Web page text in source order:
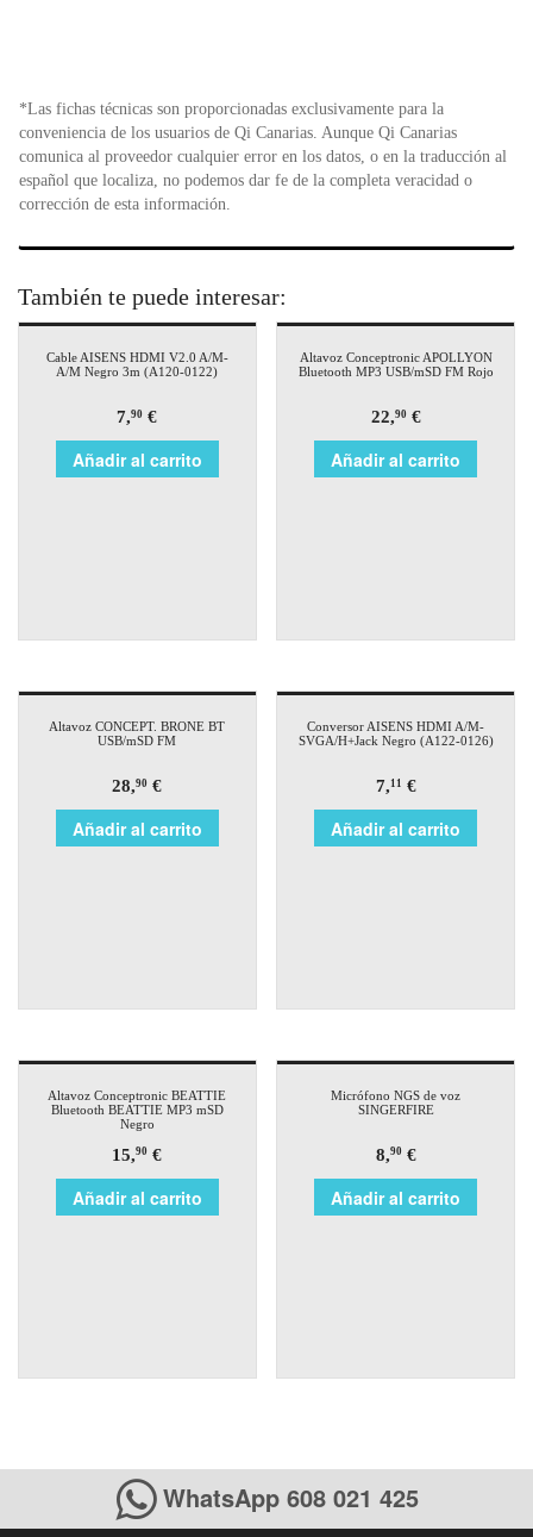
*Las fichas técnicas son proporcionadas exclusivamente para la
conveniencia de los usuarios de Qi Canarias. Aunque Qi Canarias
comunica al proveedor cualquier error en los datos, o en la traducción al
español que localiza, no podemos dar fe de la completa veracidad o
corrección de esta información.
También te puede interesar:
Cable AISENS HDMI V2.0 A/M-
A/M Negro 3m (A120-0122)
7,90 €
Añadir al carrito
Altavoz Conceptronic APOLLYON
Bluetooth MP3 USB/mSD FM Rojo
22,90€
Añadir al carrito
Altavoz CONCEPT. BRONE BT
USB/mSD FM
28,90 €
Añadir al carrito
Conversor AISENS HDMI A/M-
SVGA/H+Jack Negro (A122-0126)
7,11 €
Añadir al carrito
Altavoz Conceptronic BEATTIE
Bluetooth BEATTIE MP3 mSD
Negro
15,90 €
Añadir al carrito
Micrófono NGS de voz
SINGERFIRE
8,90€
Añadir al carrito
WhatsApp 608 021 425